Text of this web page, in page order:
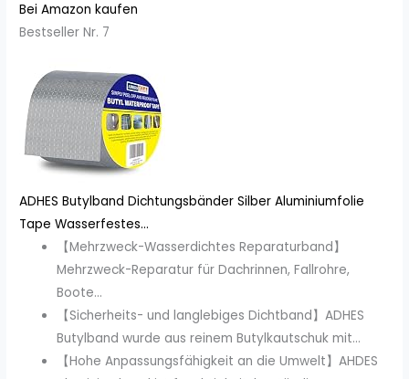
Bei Amazon kaufen
Bestseller Nr. 7
ADHES Butylband Dichtungsbänder Silber Aluminiumfolie
Tape Wasserfestes...
【Mehrzweck-Wasserdichtes Reparaturband】
Mehrzweck-Reparatur für Dachrinnen, Fallrohre,
Boote...
【Sicherheits- und langlebiges Dichtband】ADHES
Butylband wurde aus reinem Butylkautschuk mit...
【Hohe Anpassungsfähigkeit an die Umwelt】AHDES